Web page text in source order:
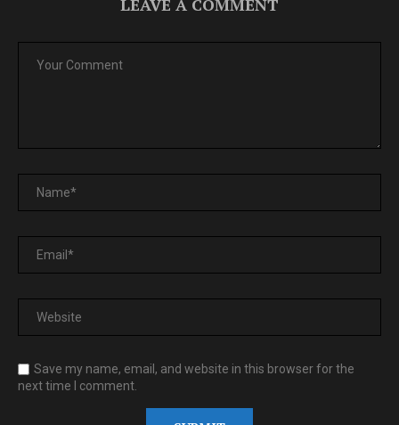
LEAVE A COMMENT
Save my name, email, and website in this browser for the
next time I comment.